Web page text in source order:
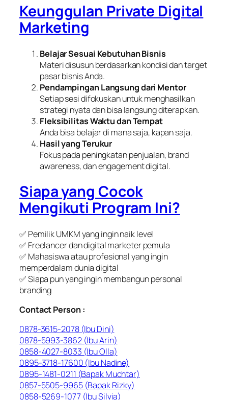
Keunggulan Private Digital
Marketing
Belajar Sesuai Kebutuhan Bisnis
Materi disusun berdasarkan kondisi dan target
pasar bisnis Anda.
Pendampingan Langsung dari Mentor
Setiap sesi difokuskan untuk menghasilkan
strategi nyata dan bisa langsung diterapkan.
Fleksibilitas Waktu dan Tempat
Anda bisa belajar di mana saja, kapan saja.
Hasil yang Terukur
Fokus pada peningkatan penjualan, brand
awareness, dan engagement digital.
Siapa yang Cocok
Mengikuti Program Ini?
✅ Pemilik UMKM yang ingin naik level
✅ Freelancer dan digital marketer pemula
✅ Mahasiswa atau profesional yang ingin
memperdalam dunia digital
✅ Siapa pun yang ingin membangun personal
branding
Contact Person :
0878-3615-2078 (Ibu Dini)
0878-5993-3862 (Ibu Arin)
0858-4027-8033 (Ibu Olla)
0895-3718-17600 (Ibu Nadine)
0895-1481-0211 (Bapak Muchtar)
0857-5505-9965 (Bapak Rizky)
0858-5269-1077 (Ibu Silvia)